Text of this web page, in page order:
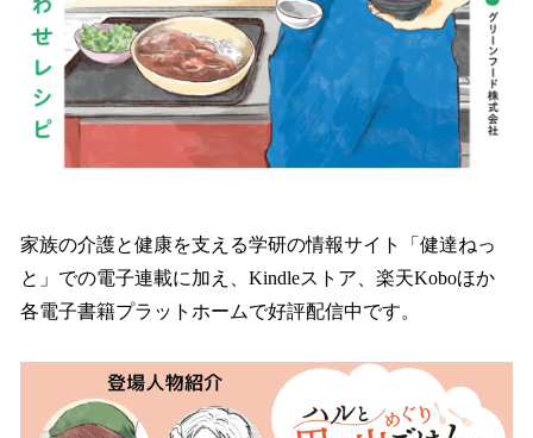
家族の介護と健康を支える学研の情報サイト「健達ねっ
と」での電子連載に加え、Kindleストア、楽天Koboほか
各電子書籍プラットホームで好評配信中です。